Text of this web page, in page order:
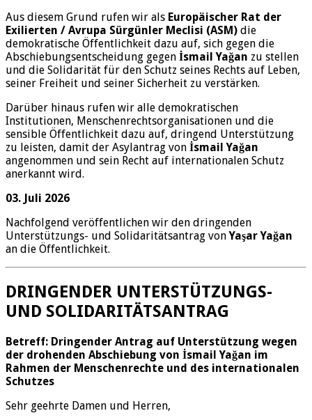
Aus diesem Grund rufen wir als Europäischer Rat der
Exilierten / Avrupa Sürgünler Meclisi (ASM) die
demokratische Öffentlichkeit dazu auf, sich gegen die
Abschiebungsentscheidung gegen İsmail Yağan zu stellen
und die Solidarität für den Schutz seines Rechts auf Leben,
seiner Freiheit und seiner Sicherheit zu verstärken.
Darüber hinaus rufen wir alle demokratischen
Institutionen, Menschenrechtsorganisationen und die
sensible Öffentlichkeit dazu auf, dringend Unterstützung
zu leisten, damit der Asylantrag von İsmail Yağan
angenommen und sein Recht auf internationalen Schutz
anerkannt wird.
03. Juli 2026
Nachfolgend veröffentlichen wir den dringenden
Unterstützungs- und Solidaritätsantrag vonYaşar Yağan
an die Öffentlichkeit.
DRINGENDER UNTERSTÜTZUNGS-
UND SOLIDARITÄTSANTRAG
Betreff: Dringender Antrag auf Unterstützung wegen
der drohenden Abschiebung von İsmail Yağan im
Rahmen der Menschenrechte und des internationalen
Schutzes
Sehr geehrte Damen und Herren,